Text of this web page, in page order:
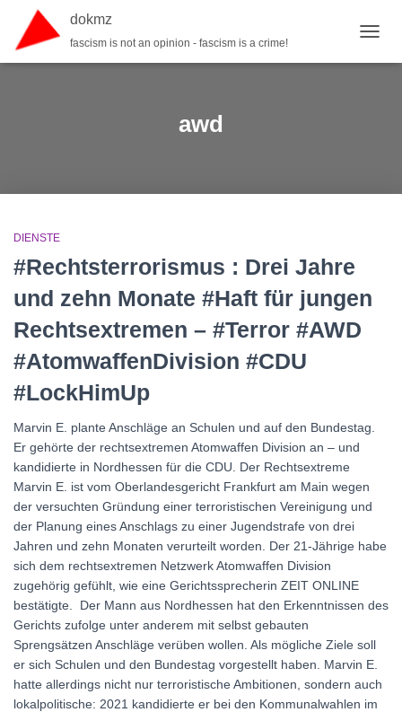
dokmz
fascism is not an opinion - fascism is a crime!
awd
DIENSTE
#Rechtsterrorismus : Drei Jahre
und zehn Monate #Haft für jungen
Rechtsextremen – #Terror #AWD
#AtomwaffenDivision #CDU
#LockHimUp
Marvin E. plante Anschläge an Schulen und auf den Bundestag.
Er gehörte der rechtsextremen Atomwaffen Division an – und
kandidierte in Nordhessen für die CDU. Der Rechtsextreme
Marvin E. ist vom Oberlandesgericht Frankfurt am Main wegen
der versuchten Gründung einer terroristischen Vereinigung und
der Planung eines Anschlags zu einer Jugendstrafe von drei
Jahren und zehn Monaten verurteilt worden. Der 21-Jährige habe
sich dem rechtsextremen Netzwerk Atomwaffen Division
zugehörig gefühlt, wie eine Gerichtssprecherin ZEIT ONLINE
bestätigte. Der Mann aus Nordhessen hat den Erkenntnissen des
Gerichts zufolge unter anderem mit selbst gebauten
Sprengsätzen Anschläge verüben wollen. Als mögliche Ziele soll
er sich Schulen und den Bundestag vorgestellt haben. Marvin E.
hatte allerdings nicht nur terroristische Ambitionen, sondern auch
lokalpolitische: 2021 kandidierte er bei den Kommunalwahlen im